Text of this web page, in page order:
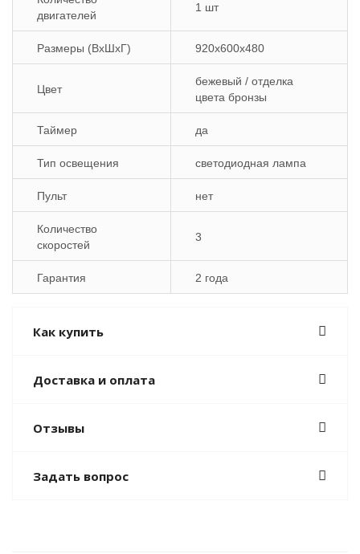
двигателей
1 шт
Размеры (ВхШхГ) 920x600x480
Цвет
бежевый / отделка
цвета бронзы
Таймер да
Тип освещения светодиодная лампа
Пульт нет
Количество
скоростей
3
Гарантия 2 года
Как купить
Доставка и оплата
Отзывы
Задать вопрос